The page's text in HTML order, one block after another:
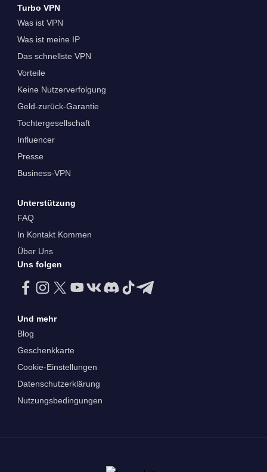
Turbo VPN
Was ist VPN
Was ist meine IP
Das schnellste VPN
Vorteile
Keine Nutzerverfolgung
Geld-zurück-Garantie
Tochtergesellschaft
Influencer
Presse
Business-VPN
Unterstützung
FAQ
In Kontakt Kommen
Über Uns
Uns folgen
Und mehr
Blog
Geschenkkarte
Cookie-Einstellungen
Datenschutzerklärung
Nutzungsbedingungen